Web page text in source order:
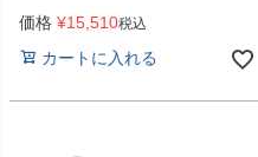
価格 ¥15,510税込
カートに入れる